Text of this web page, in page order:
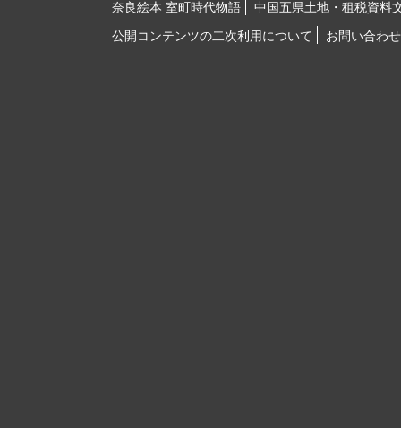
奈良絵本 室町時代物語
中国五県土地・租税資料
公開コンテンツの二次利用について
お問い合わせ